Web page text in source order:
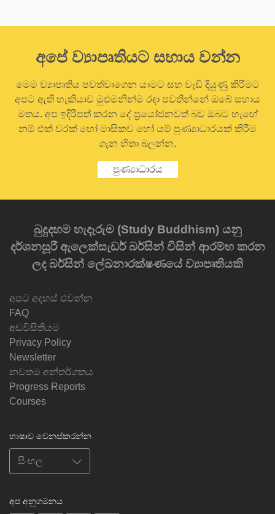
අපේ ව්‍යාපෘතියට සහාය වන්න
මෙම ව්‍යාපෘතිය පවත්වාගෙන යාමට සහ වැඩි දියුණු කිරීමට
අපට ඇති හැකියාව මුළුමනින්ම රඳා පවතින්නේ ඔබේ සහාය
මතය. අප ඉදිරිපත් කරන දේ ප්‍රයෝජනවත් බව ඔබට හැඟේ
නම් එක් වරක් හෝ මාසිකව හෝ යම් පුණ්‍යාධාරයක් කිරීම
ගැන හිතා බලන්න.
පුණ්‍යාධාරය
බුදුදහම හැදෑරුම (Study Buddhism) යනු
දර්ශනසූරී ඇලෙක්සැඩර් බර්සින් විසින් ආරම්භ කරන
ලද බර්සින් ලේඛනාරක්ෂණයේ ව්‍යාපෘතියකි
අපට අදහස් එවන්න
FAQ
අඩවිසිතියම
Privacy Policy
Newsletter
නවතම අන්තර්ගතය
Progress Reports
Courses
භාෂාව වෙනස්කරන්න
අප අනුගමනය